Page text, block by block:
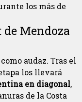
los más de
Mendoza
audaz. Tras el
los llevará
en diagonal,
de la Costa